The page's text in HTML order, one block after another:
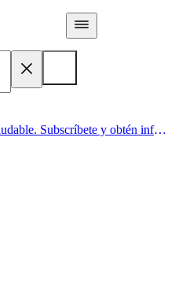
Acá comienza un estilo de vida saludable. Subscríbete y obtén información de primera mano